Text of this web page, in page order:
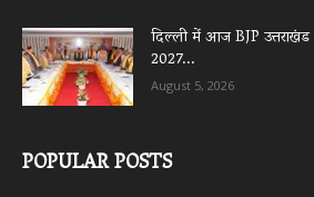
दिल्ली में आज BJP
2027...
August 5, 2026
POPULAR POSTS